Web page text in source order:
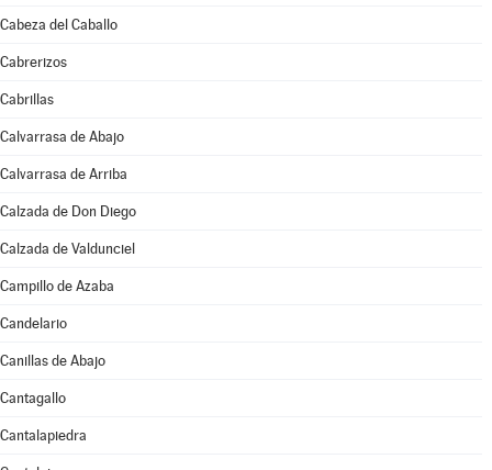
Cabeza del Caballo
Cabrerizos
Cabrillas
Calvarrasa de Abajo
Calvarrasa de Arriba
Calzada de Don Diego
Calzada de Valdunciel
Campillo de Azaba
Candelario
Canillas de Abajo
Cantagallo
Cantalapiedra